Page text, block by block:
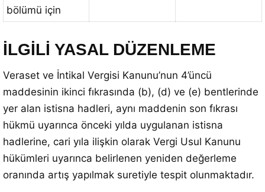
bölümü için
İLGİLİ YASAL DÜZENLEME
Veraset ve İntikal Vergisi Kanunu’nun 4’üncü
maddesinin ikinci fıkrasında (b), (d) ve (e) bentlerinde
yer alan istisna hadleri, aynı maddenin son fıkrası
hükmü uyarınca önceki yılda uygulanan istisna
hadlerine, cari yıla ilişkin olarak Vergi Usul Kanunu
hükümleri uyarınca belirlenen yeniden değerleme
oranında artış yapılmak suretiyle tespit olunmaktadır.